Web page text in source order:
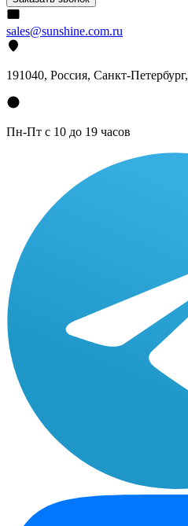
sales@sunshine.com.ru
191040, Россия, Санкт-Петербург,
Пн-Пт с 10 до 19 часов